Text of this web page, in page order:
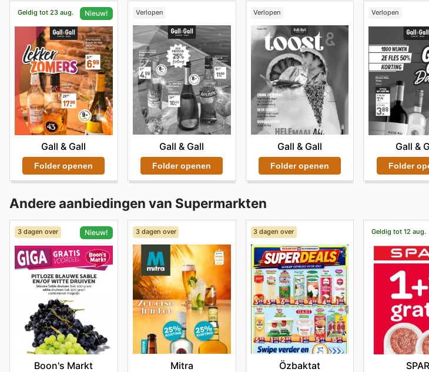
Geldig tot 23 aug. Nieuw!
Gall & Gall
Folder openen
Verlopen
Gall & Gall
Folder openen
Verlopen
Gall & Gall
Folder openen
Verlopen
Gall &
Folder
Andere aanbiedingen van Supermarkten
3 dagen over Nieuw!
Boon's Markt
3 dagen over
Mitra
3 dagen over
Özbaktat
Geldig tot 12 aug.
SPAR